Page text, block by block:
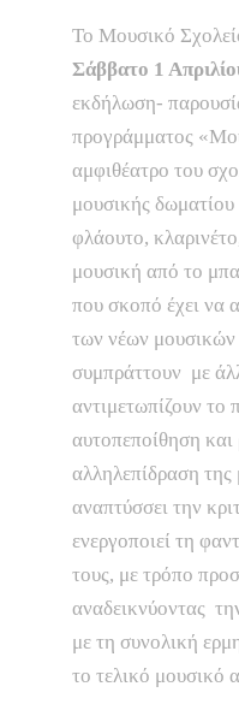
Το Μουσικό
Σάββατο 1
εκδήλωση-
προγράμματος
αμφιθέατρο του
μουσικής δωματίου
φλάουτο,
μουσική από το
που σκοπό έχει να
των νέων
συμπράττουν με
αντιμετωπίζουν το
αυτοπεποίθηση
αλληλεπίδραση
αναπτύσσει την
ενεργοποιεί τη
τους, με τρόπο
αναδεικνύοντας
με τη συνολική
το τελικό μουσικό